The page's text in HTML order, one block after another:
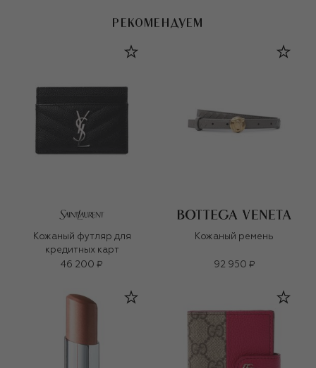
РЕКОМЕНДУЕМ
Кожаный футляр для
кредитных карт
46 200 ₽
Кожаный ремень
92 950 ₽